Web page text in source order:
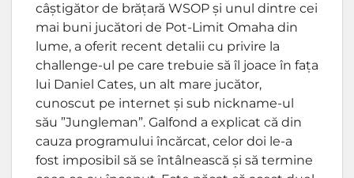
câștigător de brățară WSOP și unul dintre cei
mai buni jucători de Pot-Limit Omaha din
lume, a oferit recent detalii cu privire la
challenge-ul pe care trebuie să îl joace în fața
lui Daniel Cates, un alt mare jucător,
cunoscut pe internet și sub nickname-ul
său ”Jungleman”. Galfond a explicat că din
cauza programului încărcat, celor doi le-a
fost imposibil să se întâlnească și să termine